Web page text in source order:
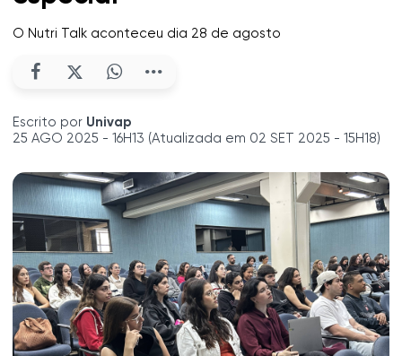
O Nutri Talk aconteceu dia 28 de agosto
Escrito por Univap
25 AGO 2025 - 16H13 (Atualizada em 02 SET 2025 - 15H18)